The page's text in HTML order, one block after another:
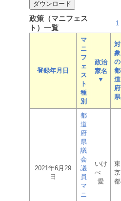
政策（マニフェス
ト）一覧
1
登録年月日
マ
ニ
フ
ェ
ス
ト
種
別
政治
家名
▼
対
象
の
都
道
府
県
2021年6月29
日
都
道
府
県
議
会
議
員
マ
ニ
いけ
べ
愛
東
京
都